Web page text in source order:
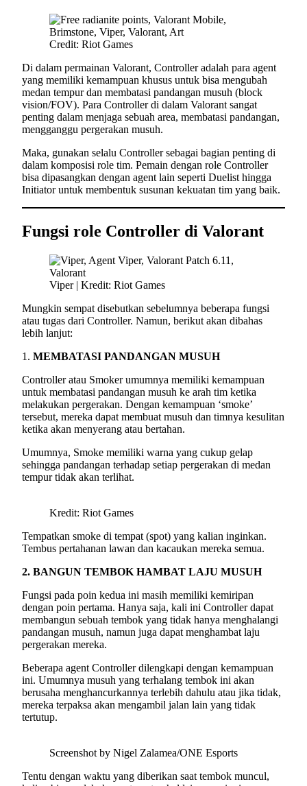
Credit: Riot Games
Di dalam permainan Valorant, Controller adalah para agent
yang memiliki kemampuan khusus untuk bisa mengubah
medan tempur dan membatasi pandangan musuh (block
vision/FOV). Para Controller di dalam Valorant sangat
penting dalam menjaga sebuah area, membatasi pandangan,
mengganggu pergerakan musuh.
Maka, gunakan selalu Controller sebagai bagian penting di
dalam komposisi role tim. Pemain dengan role Controller
bisa dipasangkan dengan agent lain seperti Duelist hingga
Initiator untuk membentuk susunan kekuatan tim yang baik.
Fungsi role Controller di Valorant
Viper | Kredit: Riot Games
Mungkin sempat disebutkan sebelumnya beberapa fungsi
atau tugas dari Controller. Namun, berikut akan dibahas
lebih lanjut:
1. MEMBATASI PANDANGAN MUSUH
Controller atau Smoker umumnya memiliki kemampuan
untuk membatasi pandangan musuh ke arah tim ketika
melakukan pergerakan. Dengan kemampuan ‘smoke’
tersebut, mereka dapat membuat musuh dan timnya kesulitan
ketika akan menyerang atau bertahan.
Umumnya, Smoke memiliki warna yang cukup gelap
sehingga pandangan terhadap setiap pergerakan di medan
tempur tidak akan terlihat.
Kredit: Riot Games
Tempatkan smoke di tempat (spot) yang kalian inginkan.
Tembus pertahanan lawan dan kacaukan mereka semua.
2. BANGUN TEMBOK HAMBAT LAJU MUSUH
Fungsi pada poin kedua ini masih memiliki kemiripan
dengan poin pertama. Hanya saja, kali ini Controller dapat
membangun sebuah tembok yang tidak hanya menghalangi
pandangan musuh, namun juga dapat menghambat laju
pergerakan mereka.
Beberapa agent Controller dilengkapi dengan kemampuan
ini. Umumnya musuh yang terhalang tembok ini akan
berusaha menghancurkannya terlebih dahulu atau jika tidak,
mereka terpaksa akan mengambil jalan lain yang tidak
tertutup.
Screenshot by Nigel Zalamea/ONE Esports
Tentu dengan waktu yang diberikan saat tembok muncul,